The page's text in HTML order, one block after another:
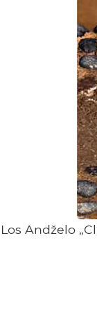
Los Andželo